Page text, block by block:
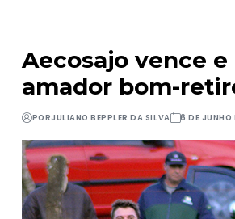
Aecosajo vence
amador bom-
PORJULIANO BEPPLER DA SILVA 6 DE JUNHO